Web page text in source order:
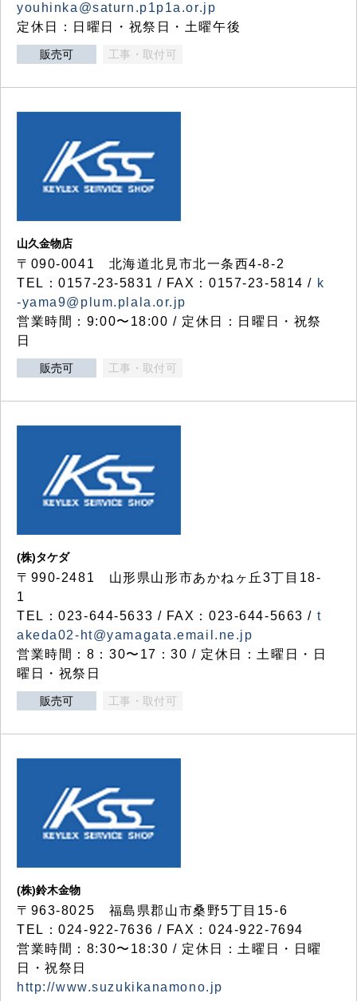
youhinka@saturn.p1p1a.or.jp
定休日：日曜日・祝祭日・土曜午後
販売可 工事・取付可
山久金物店
〒090-0041 北海道北見市北一条西4-8-2
TEL：0157-23-5831 / FAX：0157-23-5814 / k
-yama9@plum.plala.or.jp
営業時間：9:00〜18:00 / 定休日：日曜日・祝祭
日
販売可 工事・取付可
(株)タケダ
〒990-2481 山形県山形市あかねヶ丘3丁目18-
1
TEL：023-644-5633 / FAX：023-644-5663 / t
akeda02-ht@yamagata.email.ne.jp
営業時間：8：30〜17：30 / 定休日：土曜日・日
曜日・祝祭日
販売可 工事・取付可
(株)鈴木金物
〒963-8025 福島県郡山市桑野5丁目15-6
TEL：024-922-7636 / FAX：024-922-7694
営業時間：8:30〜18:30 / 定休日：土曜日・日曜
日・祝祭日
http://www.suzukikanamono.jp